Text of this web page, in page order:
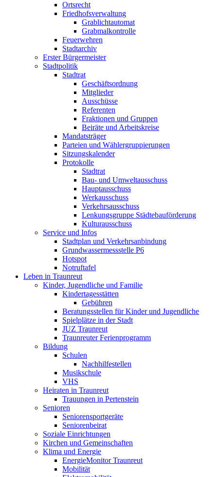
Ortsrecht
Friedhofsverwaltung
Grablichtautomat
Grabmalkontrolle
Feuerwehren
Stadtarchiv
Erster Bürgermeister
Stadtpolitik
Stadtrat
Geschäftsordnung
Mitglieder
Ausschüsse
Referenten
Fraktionen und Gruppen
Beiräte und Arbeitskreise
Mandatsträger
Parteien und Wählergruppierungen
Sitzungskalender
Protokolle
Stadtrat
Bau- und Umweltausschuss
Hauptausschuss
Werkausschuss
Verkehrsausschuss
Lenkungsgruppe Städtebauförderung
Kulturausschuss
Service und Infos
Stadtplan und Verkehrsanbindung
Grundwassermessstelle P6
Hotspot
Notruftafel
Leben in Traunreut
Kinder, Jugendliche und Familie
Kindertagesstätten
Gebühren
Beratungsstellen für Kinder und Jugendliche
Spielplätze in der Stadt
JUZ Traunreut
Traunreuter Ferienprogramm
Bildung
Schulen
Nachhilfestellen
Musikschule
VHS
Heiraten in Traunreut
Trauungen in Pertenstein
Senioren
Seniorensportgeräte
Seniorenbeirat
Soziale Einrichtungen
Kirchen und Gemeinschaften
Klima und Energie
EnergieMonitor Traunreut
Mobilität